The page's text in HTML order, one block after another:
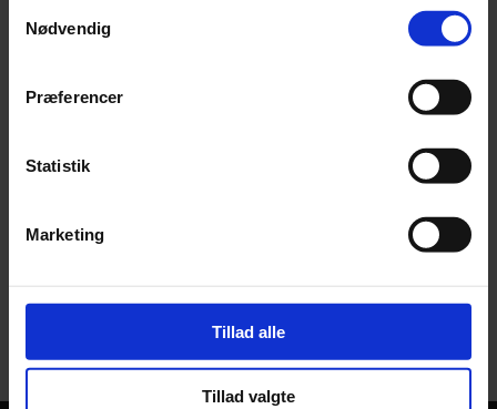
Nødvendig
Præferencer
Statistik
Marketing
Tillad alle
Tillad valgte
Vi har udviklet os til en moderne tømrervirksomhed, hvor kunder og
Høj kvalitet og god service har været en selvfølge siden
virksomhedens begyndelse.